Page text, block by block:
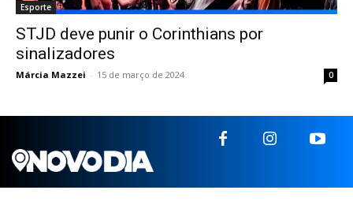
Esporte
STJD deve punir o Corinthians por
sinalizadores
Márcia Mazzei - 15 de março de 2024 0